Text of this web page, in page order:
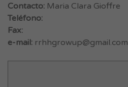
Contacto: Maria Clara Gioffre
Teléfono:
Fax:
e-mail: rrhhgrowup@gmail.com